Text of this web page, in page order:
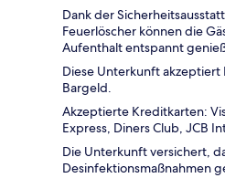
Dank der
Feuerlöscher können die
Aufenthalt entspannt
Diese Unterkunft
Bargeld.
Akzeptierte Kreditkarten:
Express, Diners Club, JCB
Die Unterkunft versichert,
Desinfektionsmaßnahmen